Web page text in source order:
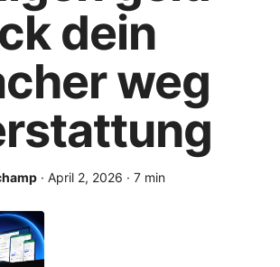
dein
weg
· April 2, 2026 · 7 min